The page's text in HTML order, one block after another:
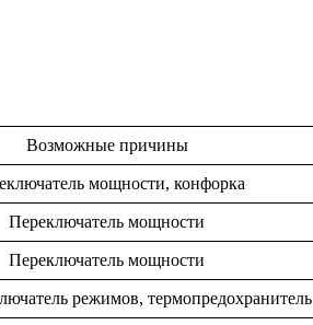
Возможные причины
мощности, конфорка
Переключатель мощности
Переключатель мощности
режимов, термопредохранитель